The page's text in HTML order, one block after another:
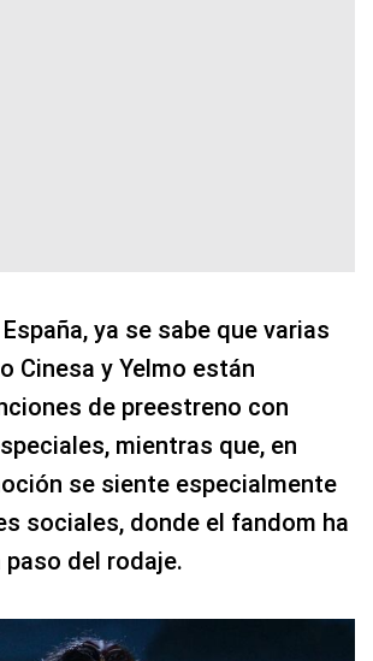
ya se sabe que varias
Cinesa y Yelmo están
de preestreno con
mientras que, en
se siente especialmente
sociales, donde el fandom ha
del rodaje.